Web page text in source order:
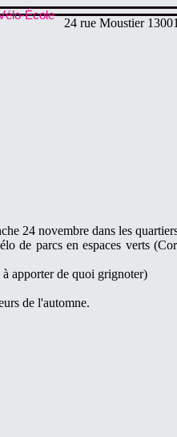
École
24 rue Moustier
24 novembre dans les
de parcs en espaces verts
à apporter de quoi grignoter)
de l'automne.